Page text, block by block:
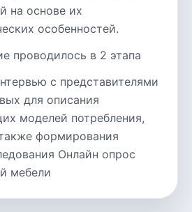
на основе их
особенностей.
проводилось в 2 этапа
с представителями
для описания
моделей потребления,
формирования
Онлайн опрос
мебели